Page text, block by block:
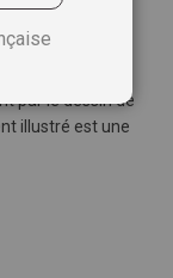
par le dessin de
illustré est une